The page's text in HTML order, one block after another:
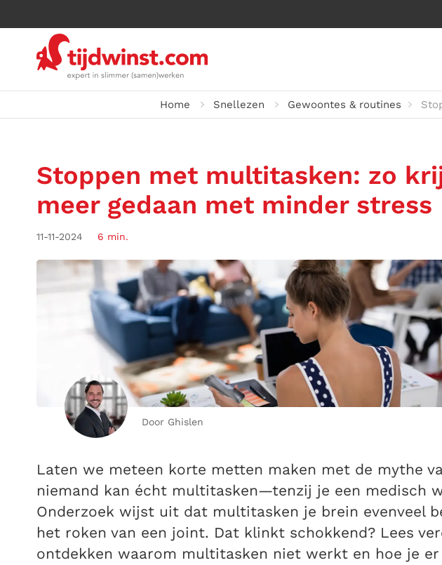
Home Snellezen Gewoontes & routines
Stoppen met multitasken: zo
meer gedaan met minder stress
11-11-2024 6 min.
Door Ghislen
Laten we meteen korte metten maken met de mythe
niemand kan écht multitasken—tenzij je een medisch
Onderzoek wijst uit dat multitasken je brein evenveel
het roken van een joint. Dat klinkt schokkend? Lees
ontdekken waarom multitasken niet werkt en hoe je